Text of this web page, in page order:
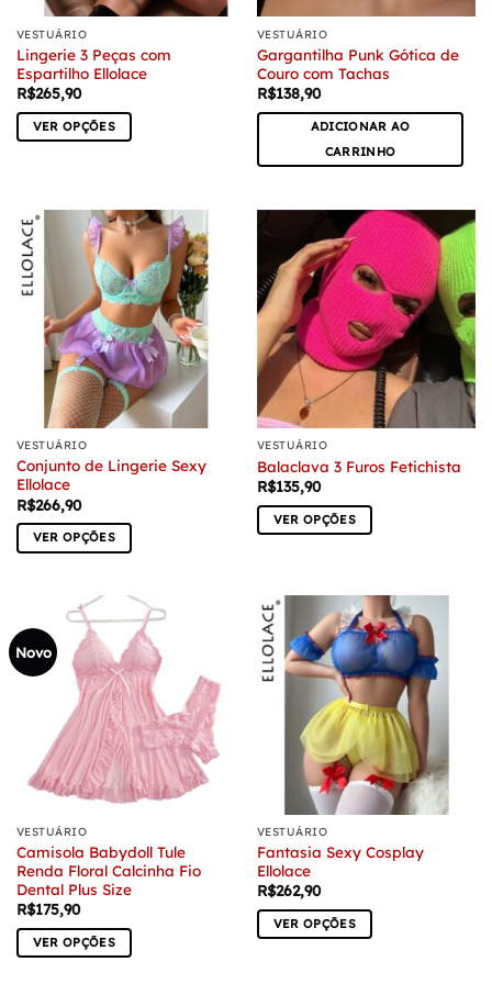
produto
VESTUÁRIO
Lingerie 3 Peças com
Espartilho Ellolace
R$265,90
VER OPÇÕES
várias
variantes.
As
opções
podem
escolhidas
página
produto
VESTUÁRIO
Gargantilha Punk Gótica de
Couro com Tachas
R$138,90
ADICIONAR AO
CARRINHO
VESTUÁRIO
Conjunto de Lingerie Sexy
Ellolace
R$266,90
VER OPÇÕES
várias
variantes.
As
podem
escolhidas
na
do
produto
VESTUÁRIO
Balaclava 3 Furos Fetichista
R$135,90
VER OPÇÕES
várias
variantes.
As
opções
escolhidas
produto
Novo
VESTUÁRIO
Camisola Babydoll Tule
Renda Floral Calcinha Fio
Dental Plus Size
R$175,90
VER OPÇÕES
VESTUÁRIO
Fantasia Sexy Cosplay
Ellolace
R$262,90
VER OPÇÕES